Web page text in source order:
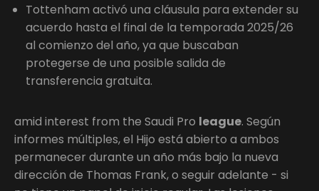
Tottenham activó una cláusula para extender su
acuerdo hasta el final de la temporada 2025/26
al comienzo del año, ya que buscaban
protegerse de una posible salida de
transferencia gratuita.
amid interest from the Saudi Pro league. Según
informes múltiples, el Hijo está abierto a ambos
permanecer durante un año más bajo la nueva
dirección de Thomas Frank, o seguir adelante - si